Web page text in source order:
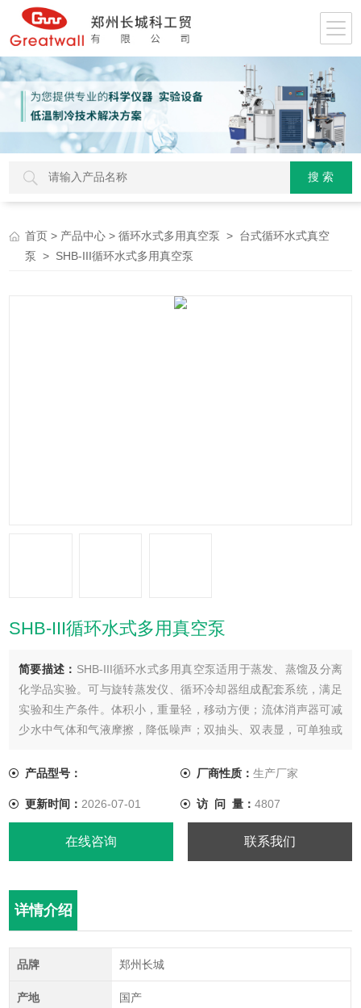
首页 > 产品中心 >循环水式多用真空泵 > 台式循环水式真空
泵
> SHB-III循环水式多用真空泵
SHB-III循环水式多用真空泵
简要描述： SHB-III循环水式多用真空泵适用于蒸发、蒸馏及分离
化学品实验。可与旋转蒸发仪、循环冷却器组成配套系统，满足
实验和生产条件。体积小，重量轻，移动方便；流体消声器可减
少水中气体和气液摩擦，降低噪声；双抽头、双表显，可单独或
产品型号：
厂商性质： 生产厂家
更新时间： 2026-07-01 访 问 量： 4807
在线咨询 联系我们
详情介绍
品牌 郑州长城
产地 国产